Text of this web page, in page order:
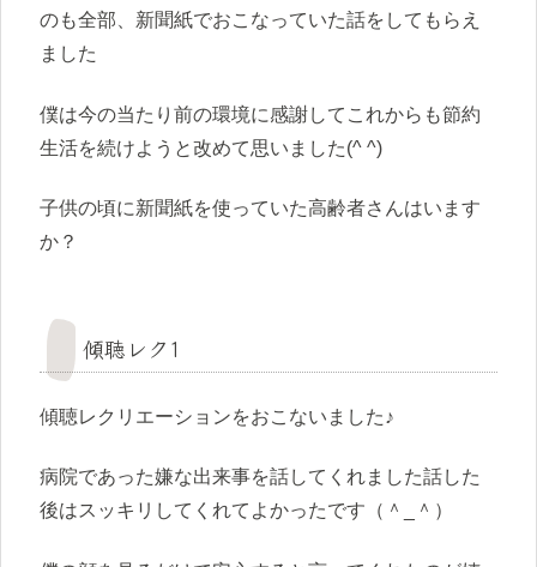
のも全部、新聞紙でおこなっていた話をしてもらえ
ました
僕は今の当たり前の環境に感謝してこれからも節約
生活を続けようと改めて思いました(^ ^)
子供の頃に新聞紙を使っていた高齢者さんはいます
か？
傾聴レク1
傾聴レクリエーションをおこないました♪
病院であった嫌な出来事を話してくれました話した
後はスッキリしてくれてよかったです（＾_＾）